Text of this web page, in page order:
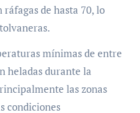
de hasta 70, lo
mínimas de entre
heladas durante la
las zonas
condiciones